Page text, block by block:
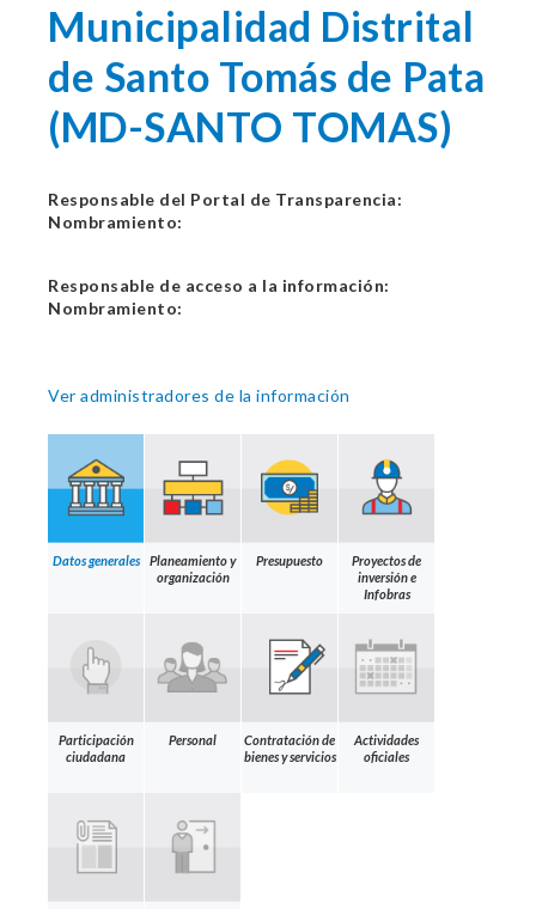
Municipalidad Distrital
de Santo Tomás de Pata
(MD-SANTO TOMAS)
Responsable del Portal de Transparencia:
Nombramiento:
Responsable de acceso a la información:
Nombramiento:
Ver administradores de la información
Datos generales
Planeamiento y
organización
Presupuesto
Proyectos de
inversión e
Infobras
Participación
ciudadana
Personal
Contratación de
bienes y servicios
Actividades
oficiales